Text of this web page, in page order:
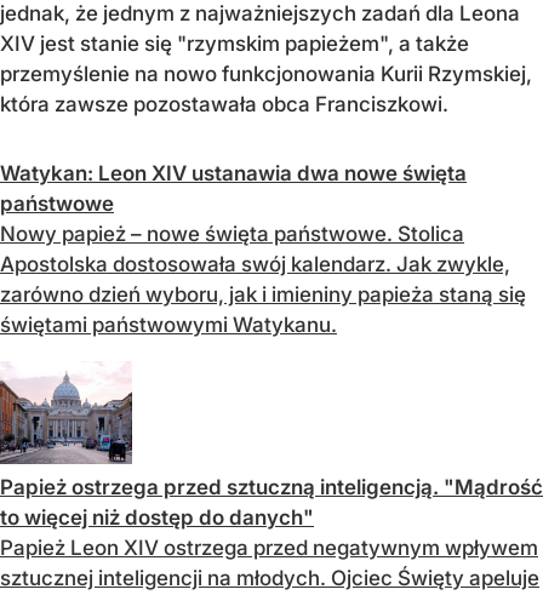
jednak, że jednym z najważniejszych zadań dla Leona
XIV jest stanie się "rzymskim papieżem", a także
przemyślenie na nowo funkcjonowania Kurii Rzymskiej,
która zawsze pozostawała obca Franciszkowi.
Watykan: Leon XIV ustanawia dwa nowe święta
państwowe
Nowy papież – nowe święta państwowe. Stolica
Apostolska dostosowała swój kalendarz. Jak zwykle,
zarówno dzień wyboru, jak i imieniny papieża staną się
świętami państwowymi Watykanu.
Papież ostrzega przed sztuczną inteligencją. "Mądrość
to więcej niż dostęp do danych"
Papież Leon XIV ostrzega przed negatywnym wpływem
sztucznej inteligencji na młodych. Ojciec Święty apeluje